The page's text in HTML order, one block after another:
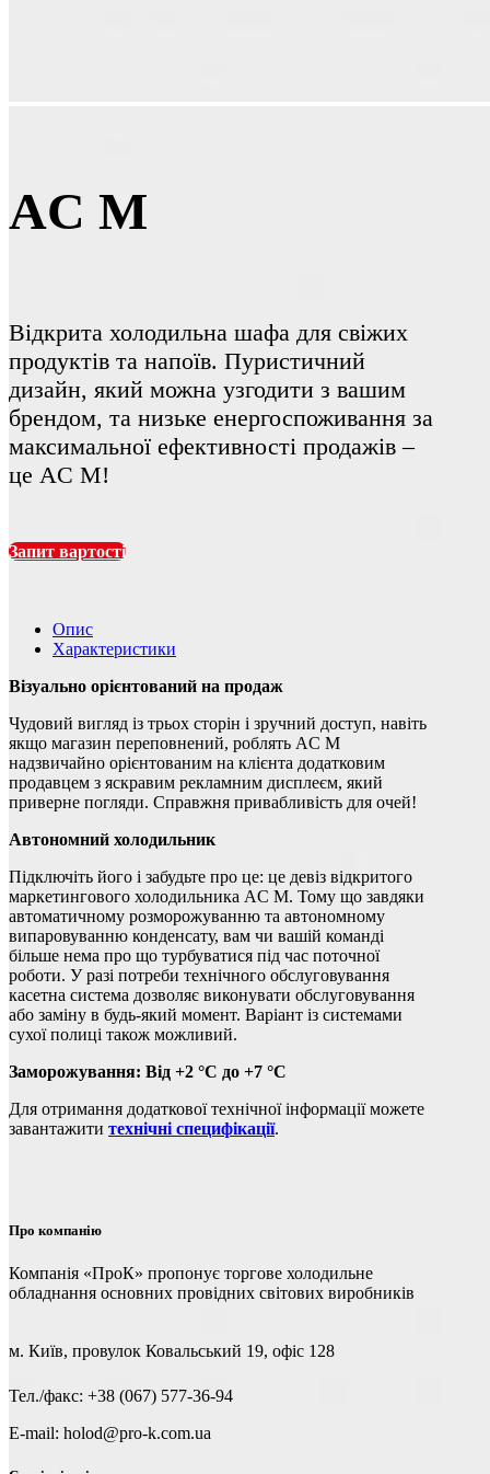
AC M
Відкрита холодильна шафа для свіжих
продуктів та напоїв. Пуристичний
дизайн, який можна узгодити з вашим
брендом, та низьке енергоспоживання за
максимальної ефективності продажів –
це AC M!
Запит вартості
Опис
Характеристики
Візуально орієнтований на продаж
Чудовий вигляд із трьох сторін і зручний доступ, навіть
якщо магазин переповнений, роблять AC M
надзвичайно орієнтованим на клієнта додатковим
продавцем з яскравим рекламним дисплеєм, який
приверне погляди. Справжня привабливість для очей!
Автономний холодильник
Підключіть його і забудьте про це: це девіз відкритого
маркетингового холодильника AC M. Тому що завдяки
автоматичному розморожуванню та автономному
випаровуванню конденсату, вам чи вашій команді
більше нема про що турбуватися під час поточної
роботи. У разі потреби технічного обслуговування
касетна система дозволяє виконувати обслуговування
або заміну в будь-який момент. Варіант із системами
сухої полиці також можливий.
Заморожування: Від +2 °C до +7 °C
Для отримання додаткової технічної інформації можете
завантажити технічні специфікації.
Про компанію
Компанія «ПроК» пропонує торгове холодильне
обладнання основних провідних світових виробників
м. Київ, провулок Ковальський 19, офіс 128
Тел./факс: +38 (067) 577-36-94
E-mail: holod@pro-k.com.ua